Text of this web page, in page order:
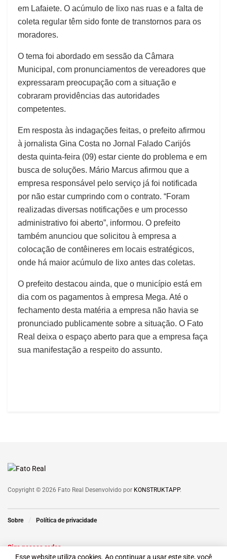
em Lafaiete. O acúmulo de lixo nas ruas e a falta de
coleta regular têm sido fonte de transtornos para os
moradores.
O tema foi abordado em sessão da Câmara
Municipal, com pronunciamentos de vereadores que
expressaram preocupação com a situação e
cobraram providências das autoridades
competentes.
Em resposta às indagações feitas, o prefeito afirmou
à jornalista Gina Costa no Jornal Falado Carijós
desta quinta-feira (09) estar ciente do problema e em
busca de soluções. Mário Marcus afirmou que a
empresa responsável pelo serviço já foi notificada
por não estar cumprindo com o contrato. “Foram
realizadas diversas notificações e um processo
administrativo foi aberto”, informou. O prefeito
também anunciou que solicitou à empresa a
colocação de contêineres em locais estratégicos,
onde há maior acúmulo de lixo antes das coletas.
O prefeito destacou ainda, que o município está em
dia com os pagamentos à empresa Mega. Até o
fechamento desta matéria a empresa não havia se
pronunciado publicamente sobre a situação. O Fato
Real deixa o espaço aberto para que a empresa faça
sua manifestação a respeito do assunto.
Copyright © 2026 Fato Real Desenvolvido por KONSTRUKTAPP.
Sobre Política de privacidade
Siga nossas redes
Esse website utiliza cookies. Ao continuar a usar este site, você